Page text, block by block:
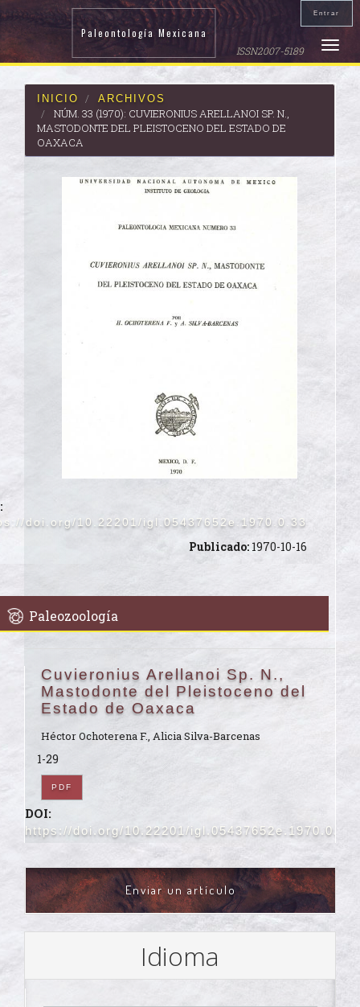
Navegación
principal
Contenido
principal
lateral
Entrar
Toggle
Paleontología Mexicana
ISSN2007-5189
INICIO ARCHIVOS
NÚM. 33 (1970): CUVIERONIUS ARELLANOI SP. N.,
MASTODONTE DEL PLEISTOCENO DEL ESTADO DE
OAXACA
doi.org/10.22201/igl.05437652e.1970.0.33
Publicado: 1970-10-16
Paleozoología
Cuvieronius Arellanoi Sp. N.,
Mastodonte del Pleistoceno del
Estado de Oaxaca
Héctor Ochoterena F., Alicia Silva-Barcenas
1-29
PDF
DOI:
https://doi.org/10.22201/
ENVIAR
UN
ARTÍCULO
Enviar un artículo
Idioma